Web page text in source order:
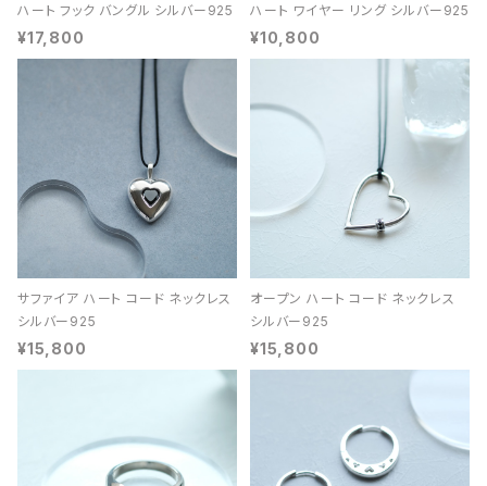
ハート フック バングル シルバー925
¥17,800
ハート ワイヤー リング シルバー925
¥10,800
サファイア ハート コード ネックレス
シルバー925
¥15,800
オープン ハート コード ネックレス
シルバー925
¥15,800